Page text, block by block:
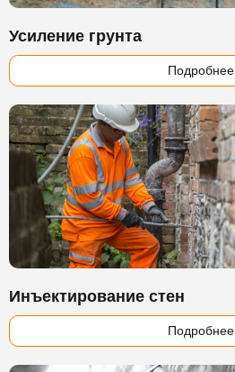
Усиление грунта
Подробнее
Инъектирование стен
Подробнее